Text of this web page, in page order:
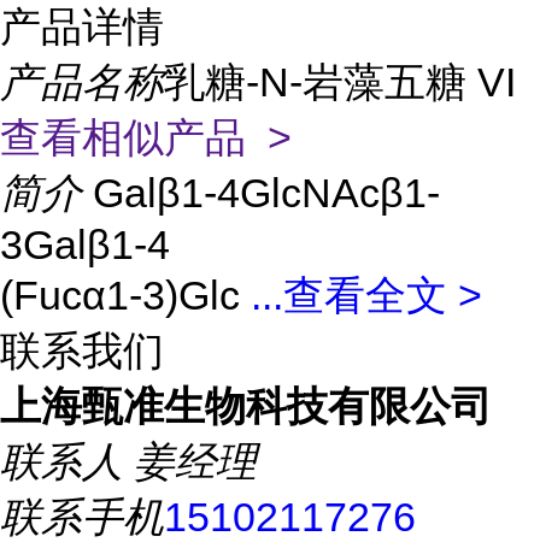
产品详情
产品名称乳糖-N-岩藻五糖 VI
查看相似产品 >
简介 Galβ1-4GlcNAcβ1-
3Galβ1-4
(Fucα1-3)Glc ...查看全文 >
联系我们
上海甄准生物科技有限公司
联系人 姜经理
联系手机15102117276